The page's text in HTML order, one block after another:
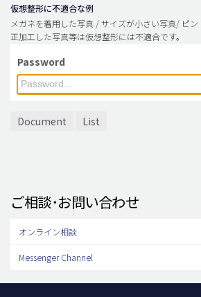
仮想整形に不適合な例
メガネを着用した写真 / サイズが小さい写真/ ピ
正加工した写真等は仮想整形には不適合です。
Password
Document List
ご相談･お問い合わせ
オンライン相談
Messenger Channel